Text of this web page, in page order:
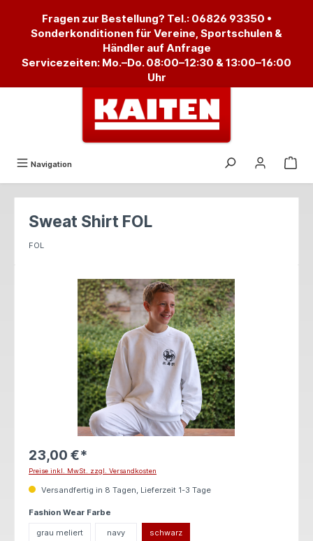
Fragen zur Bestellung? Tel.: 06826 93350 •
Sonderkonditionen für Vereine, Sportschulen &
Händler auf Anfrage
Servicezeiten: Mo.–Do. 08:00–12:30 & 13:00–16:00
Uhr
Navigation
Sweat Shirt FOL
FOL
Bildergalerie überspringen
23,00 €*
Preise inkl. MwSt. zzgl. Versandkosten
Versandfertig in 8 Tagen, Lieferzeit 1-3 Tage
Fashion Wear Farbe
grau meliert navy schwarz